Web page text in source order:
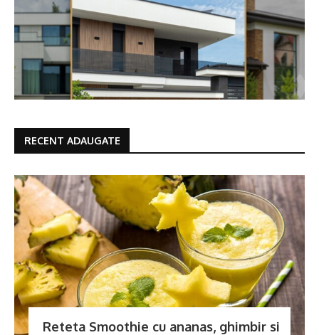
RECENT ADAUGATE
Reteta Smoothie cu ananas, ghimbir si